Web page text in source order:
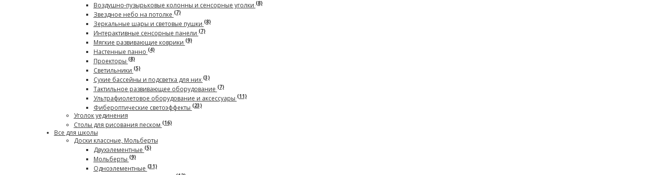
Воздушно-пузырьковые колонны и сенсорные уголки(8)
Звездное небо на потолке(7)
Зеркальные шары и световые пушки(8)
Интерактивные сенсорные панели(7)
Мягкие развивающие коврики(9)
Настенные панно(4)
Проекторы(8)
Светильники(5)
Сухие бассейны и подсветка для них(3)
Тактильное развивающее оборудование(7)
Ультрафиолетовое оборудование и аксессуары(11)
Фибероптические светоэффекты(23)
Уголок уединения
Столы для рисования песком(16)
Все для школы
Доски классные, Мольберты
Двухэлементные(5)
Мольберты(9)
Одноэлементные(31)